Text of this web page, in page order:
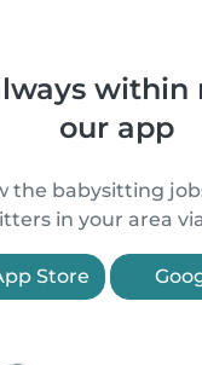
our app
the babysitting
in your area
Store